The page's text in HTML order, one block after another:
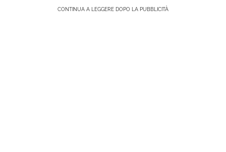
CONTINUA A LEGGERE DOPO LA PUBBLICITÀ